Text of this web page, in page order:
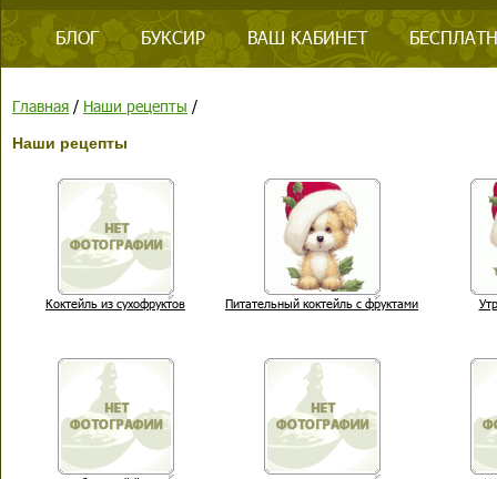
БЛОГ БУКСИР ВАШ КАБИНЕТ
Главная / Наши рецепты /
Наши рецепты
Коктейль из сухофруктов Питательный коктейль с фруктами